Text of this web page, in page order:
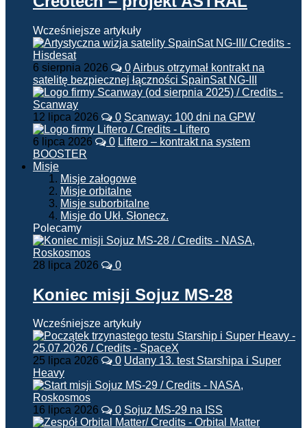
Wcześniejsze artykuły
6 sierpnia 2026 0Airbus otrzymał kontrakt na
satelitę bezpiecznej łączności SpainSat NG-III
12 lipca 2026 0 Scanway: 100 dni na GPW
6 lipca 2026 0 Liftero – kontrakt na system
BOOSTER
Misje
Misje załogowe
Misje orbitalne
Misje suborbitalne
Misje do Ukł. Słonecz.
Polecamy
28 lipca 2026 0
Koniec misji Sojuz MS-28
Wcześniejsze artykuły
25 lipca 2026 0 Udany 13. test Starshipa i Super
Heavy
16 lipca 2026 0 Sojuz MS-29 na ISS